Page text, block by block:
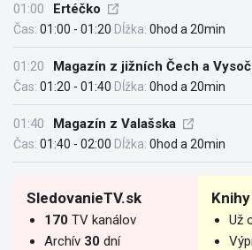
01:00 Ertéčko
Čas: 01:00 - 01:20 Dĺžka: 0hod a 20min
01:20 Magazín z jižních Čech a
Čas: 01:20 - 01:40 Dĺžka: 0hod a 20min
01:40 Magazín z Valašska
Čas: 01:40 - 02:00 Dĺžka: 0hod a 20min
SledovanieTV.sk
170 TV kanálov
Archív 30 dní
Už